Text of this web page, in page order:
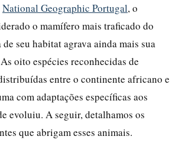
National Geographic Portugal, o
o mamífero mais traficado do
seu habitat agrava ainda mais sua
oito espécies reconhecidas de
entre o continente africano e
com adaptações específicas aos
evoluiu. A seguir, detalhamos os
que abrigam esses animais.